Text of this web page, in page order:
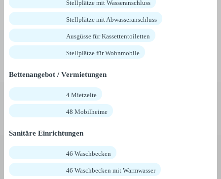
Stellplätze mit Wasseranschluss
Stellplätze mit Abwasseranschluss
Ausgüsse für Kassettentoiletten
Stellplätze für Wohnmobile
Bettenangebot / Vermietungen
4 Mietzelte
48 Mobilheime
Sanitäre Einrichtungen
46 Waschbecken
46 Waschbecken mit Warmwasser